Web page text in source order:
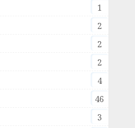
1
2
2
2
4
46
3